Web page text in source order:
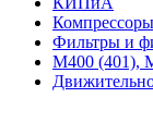
Компрессоры
Фильтры и
М400 (401),